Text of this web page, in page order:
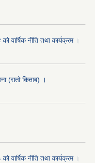
वार्षिक नीति तथा कार्यक्रम ।
(रातो किताब) ।
वार्षिक नीति तथा कार्यक्रम ।